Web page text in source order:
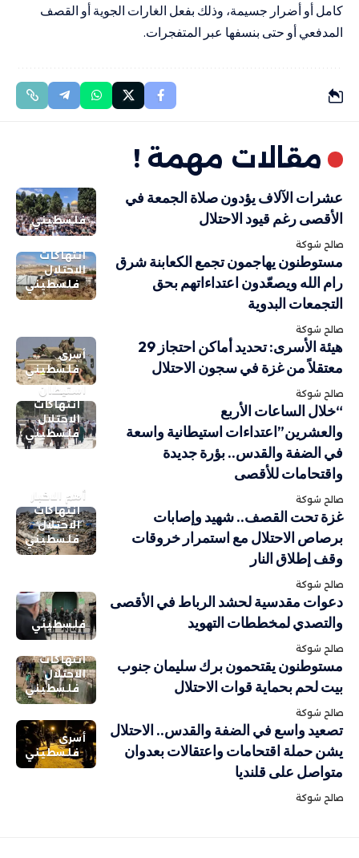
كامل أو أضرار جسيمة، وذلك بفعل الغارات الجوية أو القصف
المدفعي أو حتى بنسفها عبر المتفجرات.
مقالات مهمة !
فلسطيني
عشرات الآلاف يؤدون صلاة الجمعة في
الأقصى رغم قيود الاحتلال
صالح شوكة
انتهاكات
الاحتلال
فلسطيني
مستوطنون يهاجمون تجمع الكعابنة شرق
رام الله ويصعّدون اعتداءاتهم بحق
التجمعات البدوية
صالح شوكة
أسرى
فلسطيني
هيئة الأسرى: تحديد أماكن احتجاز 29
معتقلاً من غزة في سجون الاحتلال
صالح شوكة
استيطان
انتهاكات
الاحتلال
فلسطيني
“خلال الساعات الأربع
والعشرين”اعتداءات استيطانية واسعة
في الضفة والقدس.. بؤرة جديدة
واقتحامات للأقصى
صالح شوكة
أهم الاخبار
انتهاكات
الاحتلال
فلسطيني
غزة تحت القصف.. شهيد وإصابات
برصاص الاحتلال مع استمرار خروقات
وقف إطلاق النار
صالح شوكة
فلسطيني
دعوات مقدسية لحشد الرباط في الأقصى
والتصدي لمخططات التهويد
صالح شوكة
انتهاكات
الاحتلال
فلسطيني
مستوطنون يقتحمون برك سليمان جنوب
بيت لحم بحماية قوات الاحتلال
صالح شوكة
أسرى
فلسطيني
تصعيد واسع في الضفة والقدس.. الاحتلال
يشن حملة اقتحامات واعتقالات بعدوان
متواصل على قلنديا
صالح شوكة